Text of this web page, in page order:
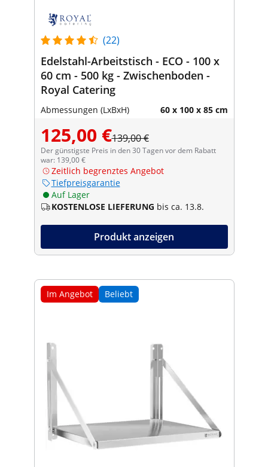
(22)
Edelstahl-Arbeitstisch - ECO - 100 x
60 cm - 500 kg - Zwischenboden -
Royal Catering
Abmessungen (LxBxH) 60 x 100 x 85 cm
125,00 €139,00 €
Der günstigste Preis in den 30 Tagen vor dem Rabatt
war: 139,00 €
Zeitlich begrenztes Angebot
Tiefpreisgarantie
Auf Lager
KOSTENLOSE LIEFERUNG bis ca. 13.8.
Produkt anzeigen
Im Angebot Beliebt